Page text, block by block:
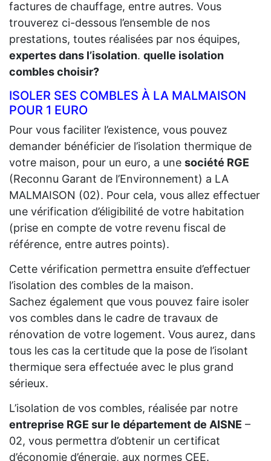
factures de chauffage, entre autres. Vous
trouverez ci-dessous l’ensemble de nos
prestations, toutes réalisées par nos équipes,
expertes dans l’isolation. quelle isolation
combles choisir?
ISOLER SES COMBLES À LA MALMAISON
POUR 1 EURO
Pour vous faciliter l’existence, vous pouvez
demander bénéficier de l’isolation thermique de
votre maison, pour un euro, a une société RGE
(Reconnu Garant de l’Environnement) a LA
MALMAISON (02). Pour cela, vous allez effectuer
une vérification d’éligibilité de votre habitation
(prise en compte de votre revenu fiscal de
référence, entre autres points).
Cette vérification permettra ensuite d’effectuer
l’isolation des combles de la maison.
Sachez également que vous pouvez faire isoler
vos combles dans le cadre de travaux de
rénovation de votre logement. Vous aurez, dans
tous les cas la certitude que la pose de l’isolant
thermique sera effectuée avec le plus grand
sérieux.
L’isolation de vos combles, réalisée par notre
entreprise RGE sur le département de AISNE –
02, vous permettra d’obtenir un certificat
d’économie d’énergie, aux normes CEE.